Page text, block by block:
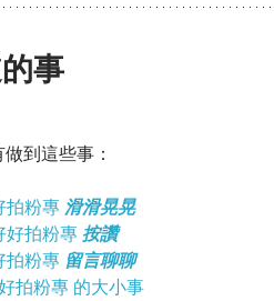
事
到這些事：
拍粉專 滑滑晃晃
拍粉專 按讚
拍粉專 留言聊聊
拍粉專 的大小事